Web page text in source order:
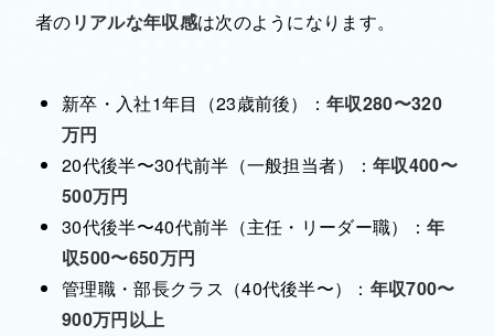
者のリアルな年収感は次のようになります。
新卒・入社1年目（23歳前後） ：年収280〜320
万円
20代後半〜30代前半（一般担当者）
：年収400〜
500万円
30代後半〜40代前半（主任・リーダー職）
：年
収500〜650万円
管理職・部長クラス（40代後半〜）
： 年収700〜
900万円以上